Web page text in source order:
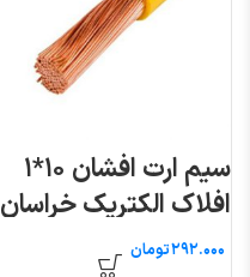
سیم ارت افشان ۱۰*۱
افلاک الکتریک خراسان
(متری)تومان